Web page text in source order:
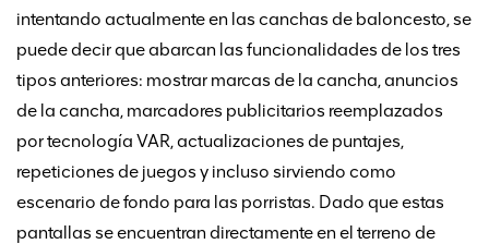
intentando actualmente en las canchas de baloncesto, se
puede decir que abarcan las funcionalidades de los tres
tipos anteriores: mostrar marcas de la cancha, anuncios
de la cancha, marcadores publicitarios reemplazados
por tecnología VAR, actualizaciones de puntajes,
repeticiones de juegos y incluso sirviendo como
escenario de fondo para las porristas. Dado que estas
pantallas se encuentran directamente en el terreno de